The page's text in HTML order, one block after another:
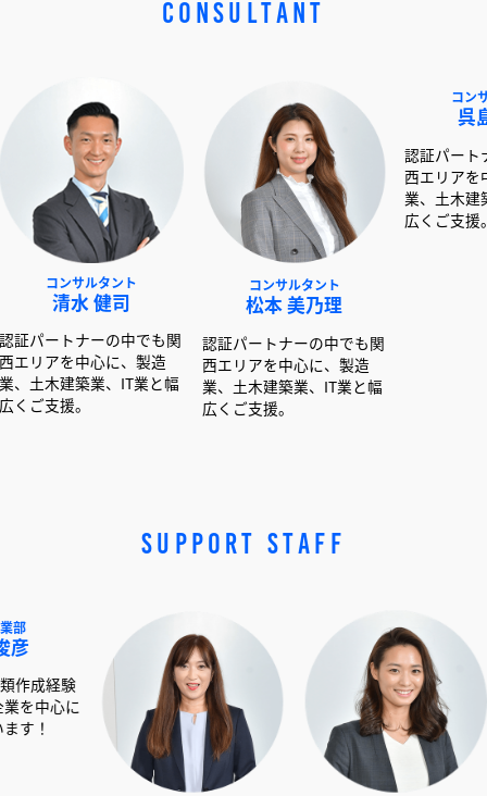
CONSULTANT
タント
ーの中でも関
心に、製造
、IT業と幅
コンサルタント
松本 美乃理
認証パートナーの中でも関
西エリアを中心に、製造
業、土木建築業、IT業と幅
広くご支援。
認証パートナーの中で
西エリアを中心に、製造
業、土木建築業、IT業
SUPPORT STAFF